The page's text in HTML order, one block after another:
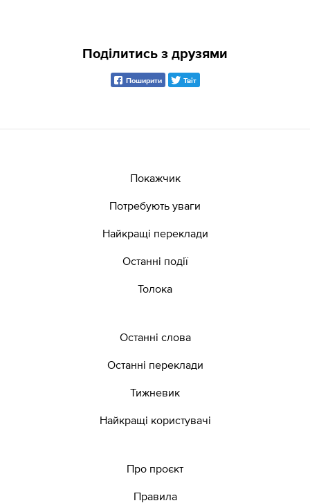
Поділитись з друзями
Поширити Твіт
Покажчик
Потребують уваги
Найкращі переклади
Останні події
Толока
Останні слова
Останні переклади
Тижневик
Найкращі користувачі
Про проєкт
Правила